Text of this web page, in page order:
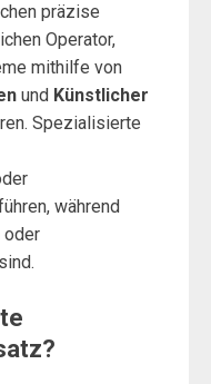
präzise
Operator,
mithilfe von
und Künstlicher
Spezialisierte
während
oder